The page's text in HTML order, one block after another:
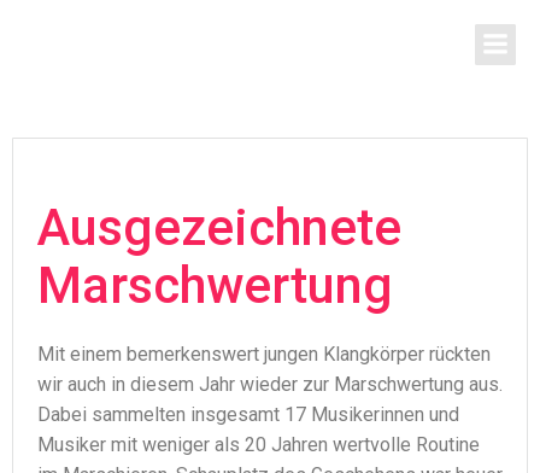
Ausgezeichnete
Marschwertung
Mit einem bemerkenswert jungen Klangkörper rückten
wir auch in diesem Jahr wieder zur Marschwertung aus.
Dabei sammelten insgesamt 17 Musikerinnen und
Musiker mit weniger als 20 Jahren wertvolle Routine